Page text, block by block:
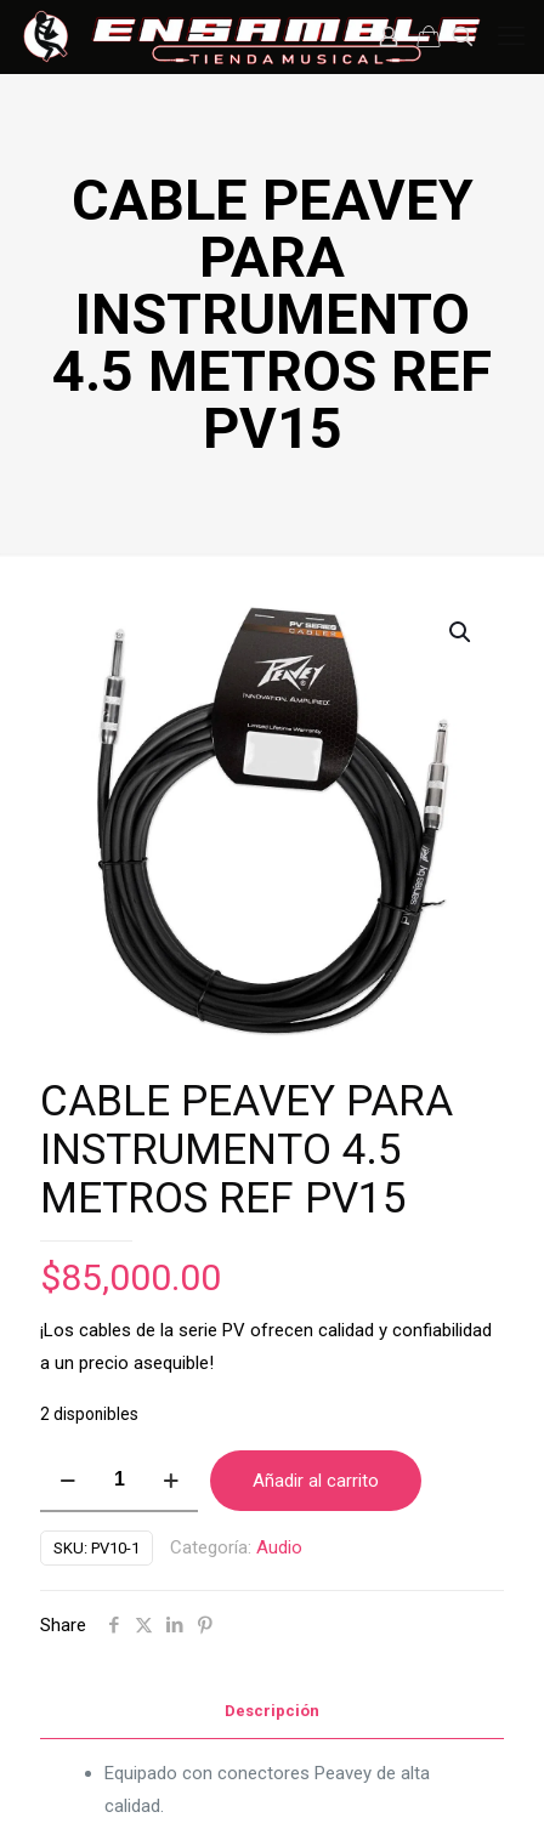
CABLE PEAVEY
PARA
INSTRUMENTO
4.5 METROS REF
PV15
CABLE PEAVEY PARA
INSTRUMENTO 4.5
METROS REF PV15
$85,000.00
¡Los cables de la serie PV ofrecen calidad y confiabilidad
a un precio asequible!
2 disponibles
PARA
INSTRUMENTO
METROS
Añadir al carrito
SKU: PV10-1 Categoría: Audio
Share
Descripción
Equipado con conectores Peavey de alta
calidad.